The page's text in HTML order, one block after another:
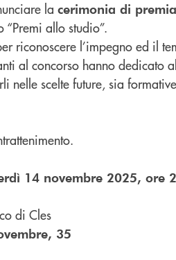
la cerimonia di
allo studio”.
riconoscere l’impegno ed il
al concorso hanno dedicato
nelle scelte future, sia
14 novembre 2025, ore
di Cles
35